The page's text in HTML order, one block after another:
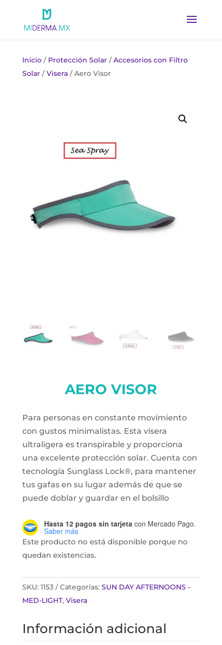
Inicio/ Protección Solar/Accesorios con Filtro
Solar/Visera/ Aero Visor
AERO VISOR
Para personas en constante movimiento
con gustos minimalistas. Esta visera
ultraligera es transpirable y proporciona
una excelente protección solar. Cuenta con
tecnología Sunglass Lock®, para mantener
tus gafas en su lugar además de que se
puede doblar y guardar en el bolsillo
Hasta 12 pagos sin tarjetacon Mercado Pago.
Saber más
Este producto no está disponible porque no
quedan existencias.
SKU: 1153 Categorías: SUN DAY AFTERNOONS -
MED-LIGHT, Visera
Información adicional